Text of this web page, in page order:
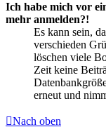
Ich habe mich vor
mehr anmelden?!
Es kann sein,
verschieden
löschen viele
Zeit keine
erneut und
Nach oben